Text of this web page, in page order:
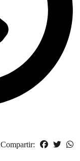
Compartir: